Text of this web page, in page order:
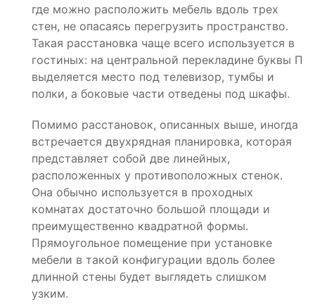
где можно расположить мебель вдоль трех
стен, не опасаясь перегрузить пространство.
Такая расстановка чаще всего используется в
гостиных: на центральной перекладине буквы П
выделяется место под телевизор, тумбы и
полки, а боковые части отведены под шкафы.
Помимо расстановок, описанных выше, иногда
встречается двухрядная планировка, которая
представляет собой две линейных,
расположенных у противоположных стенок.
Она обычно используется в проходных
комнатах достаточно большой площади и
преимущественно квадратной формы.
Прямоугольное помещение при установке
мебели в такой конфигурации вдоль более
длинной стены будет выглядеть слишком
узким.